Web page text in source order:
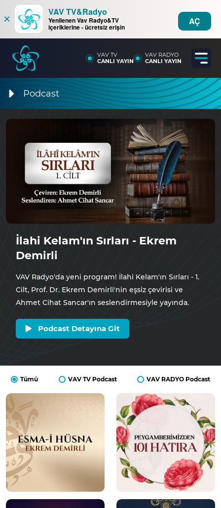
×
VAV TV&Radyo
Yenilenen Vav Radyo&TV
içeriklerine - ücretsiz erişin
AÇ
VAV TV
CANLI YAYIN
VAV RADYO
CANLI YAYIN
Podcast
İlahi Kelam'ın Sırları - Ekrem
Demirli
VAV Radyo'da yeni program! İlahi Kelam'ın Sırları - 1.
Cilt, Prof. Dr. Ekrem Demirli'nin eşsiz çevirisi ve
Ahmet Cihat Sancar'ın seslendirmesiyle yayında.
Podcast Detayına Git
Tümü VAV TV Podcast VAV RADYO Podcast
mobile mobile
mobile mobile